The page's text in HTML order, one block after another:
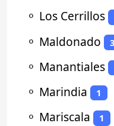
⚬ Los Cerrillos
⚬ Maldonado
⚬ Manantiales
⚬ Marindia 1
⚬ Mariscala 1